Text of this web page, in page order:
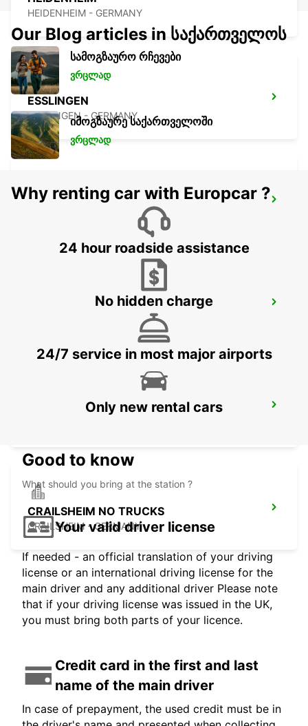
HEIDENHEIM - GERMANY
ESSLINGEN
ESSLINGEN - GERMANY
SCHWAEBISCH HALL NO TRUCKS
SCHWAEBISCH HALL - GERMANY
WAIBLINGEN
WAIBLINGEN - GERMANY
NUERTINGEN
CRAILSHEIM NO TRUCKS
CRAILSHEIM - GERMANY
Our Blog articles in საქართველოს
სამოგზაურო რჩევები
ვრცლად
იმოგზაურე საქართველოში
ვრცლად
Why renting car with Europcar ?
24 hour roadside assistance
No hidden charge
24/7 service in most major airports
Only new rental cars
Good to know
What should you bring at the station ?
Your valid driver license
If needed - an official translation of your driving
license or an international driving license for the
main driver and any additional driver Please note
that if your driving license was issued in the UK,
you must bring both parts of your licence.
Credit card in the first and last
name of the main driver
In case of prepayment, the used credit must be in